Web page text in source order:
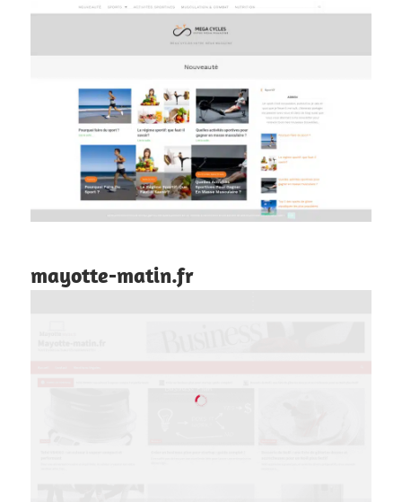
mayotte-matin.fr